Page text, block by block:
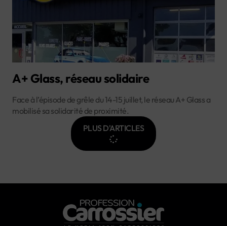
A+ Glass, réseau solidaire
Face à l’épisode de grêle du 14-15 juillet, le réseau A+ Glass a
mobilisé sa solidarité de proximité.
PLUS D'ARTICLES